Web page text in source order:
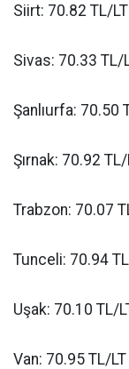
Siirt: 70.82 TL/LT
Sivas: 70.33 TL/
Şanlıurfa: 70.50
Şırnak: 70.92 TL/
Trabzon: 70.07
Tunceli: 70.94
Uşak: 70.10 TL/
Van: 70.95 TL/LT